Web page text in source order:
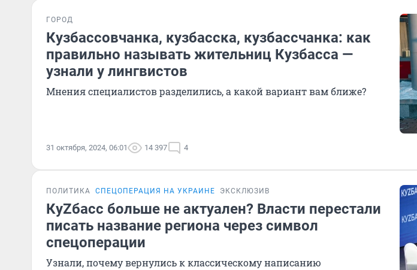
ГОРОД
Кузбассовчанка, кузбасска, кузбассчанка: как
правильно называть жительниц Кузбасса —
узнали у лингвистов
Мнения специалистов разделились, а какой вариант вам ближе?
31 октября, 2024, 06:01 14 397 4
ПОЛИТИКА СПЕЦОПЕРАЦИЯ НА УКРАИНЕ ЭКСКЛЮЗИВ
КуZбасс больше не актуален? Власти перестали
писать название региона через символ
спецоперации
Узнали, почему вернулись к классическому написанию